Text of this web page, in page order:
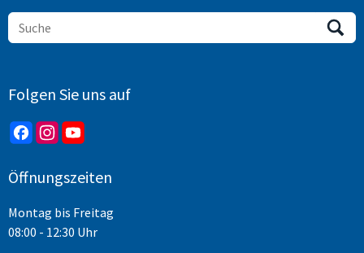
Folgen Sie uns auf
Öffnungszeiten
Montag bis Freitag
08:00 - 12:30 Uhr